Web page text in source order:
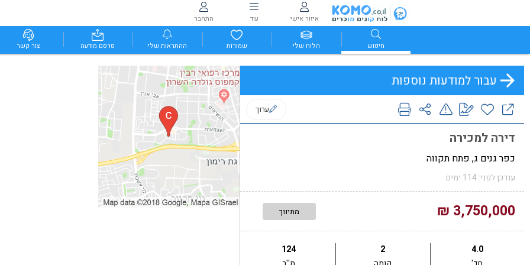
איזור אישי עוד התחבר
חיפוש הלוח שלי שמורות ההתראות שלי פרסם מודעה צור קשר
עבור למודעות נוספות
ערוך
דירה למכירה
כפר גנים ג, פתח תקווה
עודכן לפני: 114 ימים
3,750,000 ₪ מתיווך
4.0
2
124